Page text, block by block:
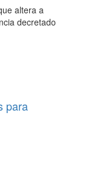
altera a
decretado
para